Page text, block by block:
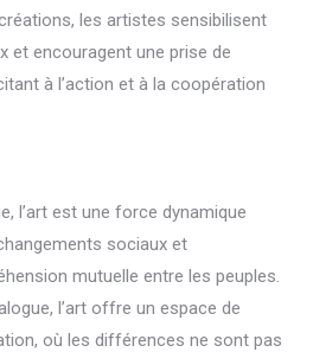
les artistes sensibilisent
et encouragent une prise de
à l’action et à la coopération
l’art est une force dynamique
sociaux et
mutuelle entre les peuples.
l’art offre un espace de
où les différences ne sont pas